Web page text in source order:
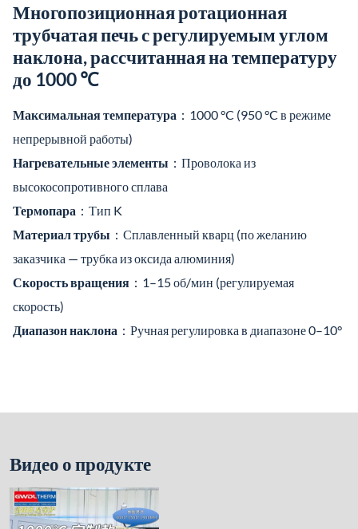
Многопозиционная ротационная
трубчатая печь с регулируемым углом
наклона, рассчитанная на температуру
до 1000 ℃
Максимальная температура ：1000 °C (950 °C в режиме
непрерывной работы)
Нагревательные элементы ：Проволока из
высокосопротивного сплава
Термопара ：Тип K
Материал трубы ：Сплавленный кварц (по желанию
заказчика — трубка из оксида алюминия)
Скорость вращения ：1–15 об/мин (регулируемая
скорость)
Диапазон наклона ：Ручная регулировка в диапазоне 0–10°
Видео о продукте